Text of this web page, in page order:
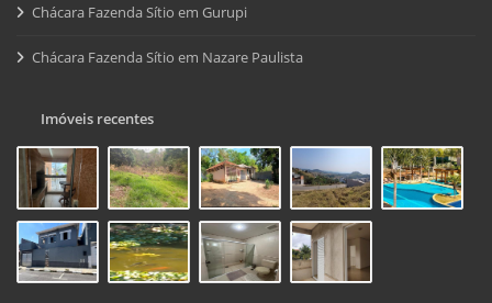
Chácara Fazenda Sítio em Gurupi
Chácara Fazenda Sítio em Nazare Paulista
Imóveis recentes